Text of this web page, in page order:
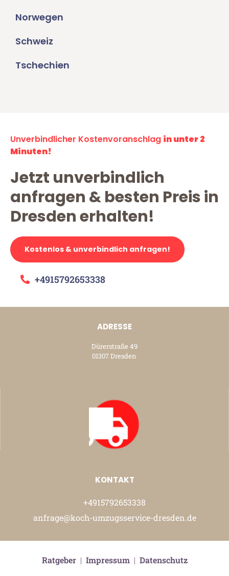
Norwegen
Schweiz
Tschechien
Unverbindlicher Kostenvoranschlag in unter 2
Minuten!
Jetzt unverbindlich
anfragen & besten Preis in
Dresden erhalten!
Kostenlos & unverbindlich anfragen!
+4915792653338
ADRESSE
Dürerstraße 49
01307 Dresden
KONTAKT
+4915792653338
anfrage@koch-umzugsservice-dresden.de
Ratgeber| Impressum| Datenschutz